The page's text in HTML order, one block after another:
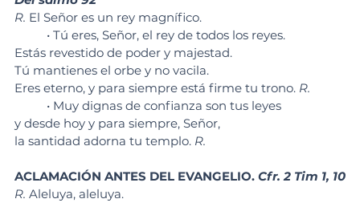
R. El Señor es un rey magnífico.
	• Tú eres, Señor, el rey de todos los reyes.
Estás revestido de poder y majestad.
Tú mantienes el orbe y no vacila.
Eres eterno, y para siempre está firme tu trono. R.
	• Muy dignas de confianza son tus leyes
y desde hoy y para siempre, Señor,
la santidad adorna tu templo. R.
ACLAMACIÓN ANTES DEL EVANGELIO. Cfr. 2 Tim 1, 10
R. Aleluya, aleluya.